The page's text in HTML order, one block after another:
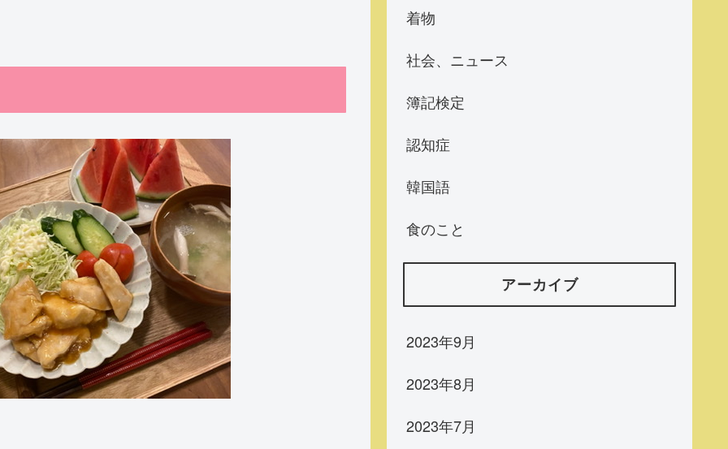
着物
社会、ニュース
簿記検定
認知症
韓国語
食のこと
アーカイブ
2023年9月
2023年8月
2023年7月